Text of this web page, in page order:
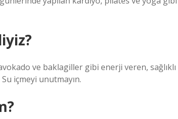
ve baklagiller gibi enerji veren, sağlıklı
içmeyi unutmayın.